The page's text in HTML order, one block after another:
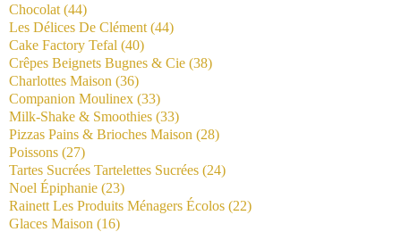
Chocolat (44)
Les Délices De Clément (44)
Cake Factory Tefal (40)
Crêpes Beignets Bugnes & Cie (38)
Charlottes Maison (36)
Companion Moulinex (33)
Milk-Shake & Smoothies (33)
Pizzas Pains & Brioches Maison (28)
Poissons (27)
Tartes Sucrées Tartelettes Sucrées (24)
Noel Épiphanie (23)
Rainett Les Produits Ménagers Écolos (22)
Glaces Maison (16)